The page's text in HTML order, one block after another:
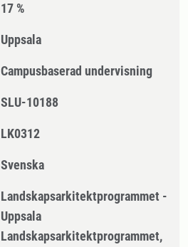
17 %
Uppsala
Campusbaserad undervisning
SLU-10188
LK0312
Svenska
Landskapsarkitektprogrammet -
Uppsala
Landskapsarkitektprogrammet,